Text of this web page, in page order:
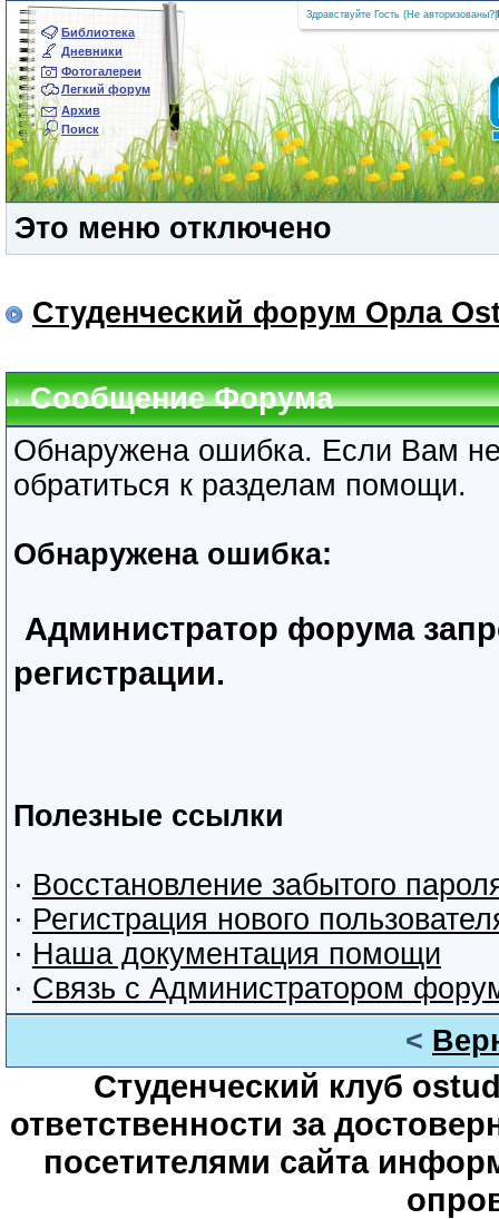
Библиотека
Дневники
Фотогалереи
Легкий форум
Архив
Поиск
Здравствуйте Гость (Не авторизованы?
Это меню отключено
Студенческий форум Орла
Сообщение Форума
Обнаружена ошибка. Если Вам
обратиться к разделам помощи.
Обнаружена ошибка:
Администратор форума
регистрации.
Полезные ссылки
· Восстановление забытого
· Регистрация нового
· Наша документация помощи
· Связь с Администратором
<
Студенческий клуб
ответственности за
посетителями сайта